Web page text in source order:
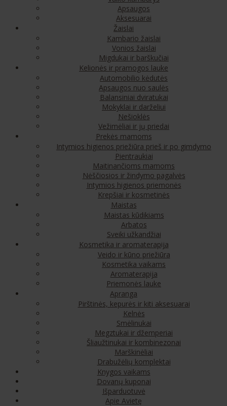
Apsaugos
Aksesuarai
Žaislai
Kambario žaislai
Vonios žaislai
Migdukai ir barškučiai
Kelionės ir pramogos lauke
Automobilio kėdutės
Apsaugos nuo saulės
Balansiniai dviratukai
Mokyklai ir darželiui
Nešioklės
Vežimėliai ir jų priedai
Prekės mamoms
Intymios higienos priežiūra prieš ir po gimdymo
Pientraukiai
Maitinančioms mamoms
Nėščiosios ir žindymo pagalvės
Intymios higienos priemonės
Krepšiai ir kosmetinės
Maistas
Maistas kūdikiams
Arbatos
Sveiki užkandžiai
Kosmetika ir aromaterapija
Veido ir kūno priežiūra
Kosmetika vaikams
Aromaterapija
Priemonės lauke
Apranga
Pirštinės, kepurės ir kiti aksesuarai
Kelnės
Smėlinukai
Megztukai ir džemperiai
Šliaužtinukai ir kombinezonai
Marškinėliai
Drabužėlių komplektai
Knygos vaikams
Dovanų kuponai
Išparduotuvė
Apie Avietę